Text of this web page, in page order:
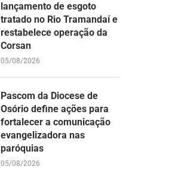
lançamento de esgoto
tratado no Rio Tramandaí e
restabelece operação da
Corsan
05/08/2026
Pascom da Diocese de
Osório define ações para
fortalecer a comunicação
evangelizadora nas
paróquias
05/08/2026